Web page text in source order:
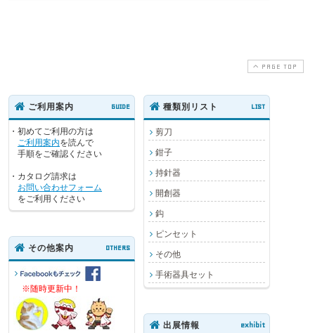
PAGE TOP
ご利用案内 GUIDE
・初めてご利用の方は
ご利用案内を読んで
手順をご確認ください
・カタログ請求は
お問い合わせフォーム
をご利用ください
種類別リスト LIST
剪刀
鉗子
持針器
開創器
鈎
ピンセット
その他
手術器具セット
その他案内 OTHERS
※随時更新中！
出展情報 exhibit